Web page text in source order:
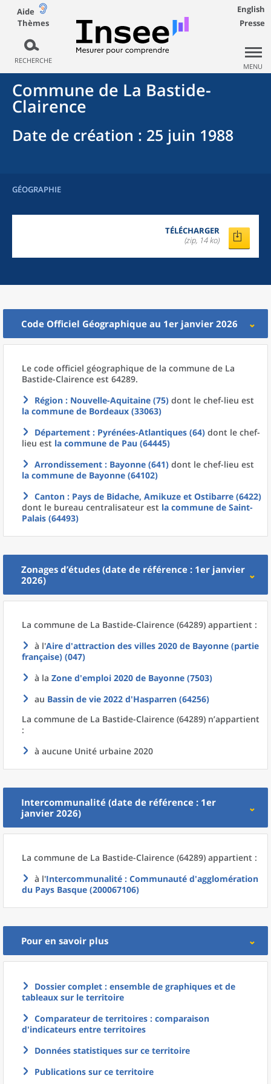
Aide
Thèmes
RECHERCHE
English
Presse
MENU
Commune de La Bastide-
Clairence
Date de création : 25 juin 1988
GÉOGRAPHIE
TÉLÉCHARGER
(zip, 14 ko)
Code Officiel Géographique au 1er janvier 2026
Le code officiel géographique de la commune de La
Bastide-Clairence est 64289.
Région : Nouvelle-Aquitaine (75) dont le chef-lieu est
la commune de Bordeaux (33063)
Département : Pyrénées-Atlantiques (64) dont le chef-
lieu est la commune de Pau (64445)
Arrondissement : Bayonne (641) dont le chef-lieu est
la commune de Bayonne (64102)
Canton : Pays de Bidache, Amikuze et Ostibarre (6422)
dont le bureau centralisateur est la commune de Saint-
Palais (64493)
Zonages d’études (date de référence : 1er janvier
2026)
La commune de La Bastide-Clairence (64289) appartient :
à l'Aire d'attraction des villes 2020 de Bayonne (partie
française) (047)
à la Zone d'emploi 2020 de Bayonne (7503)
au Bassin de vie 2022 d'Hasparren (64256)
La commune de La Bastide-Clairence (64289) n’appartient
:
à aucune Unité urbaine 2020
Intercommunalité (date de référence : 1er
janvier 2026)
La commune de La Bastide-Clairence (64289) appartient :
à l'Intercommunalité : Communauté d'agglomération
du Pays Basque (200067106)
Pour en savoir plus
Dossier complet : ensemble de graphiques et de
tableaux sur le territoire
Comparateur de territoires : comparaison
d'indicateurs entre territoires
Données statistiques sur ce territoire
Publications sur ce territoire